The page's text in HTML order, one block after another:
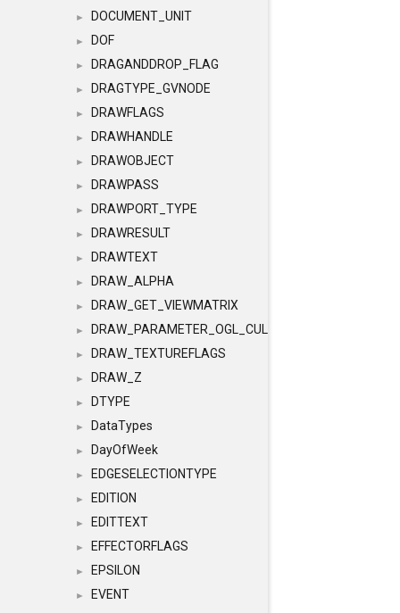
► DOCUMENT_UNIT
► DOF
► DRAGANDDROP_FLAG
► DRAGTYPE_GVNODE
► DRAWFLAGS
► DRAWHANDLE
► DRAWOBJECT
► DRAWPASS
► DRAWPORT_TYPE
► DRAWRESULT
► DRAWTEXT
► DRAW_ALPHA
► DRAW_GET_VIEWMATRIX
► DRAW_PARAMETER_OGL_CULLING
► DRAW_TEXTUREFLAGS
► DRAW_Z
► DTYPE
► DataTypes
► DayOfWeek
► EDGESELECTIONTYPE
► EDITION
► EDITTEXT
► EFFECTORFLAGS
► EPSILON
►
EVENT